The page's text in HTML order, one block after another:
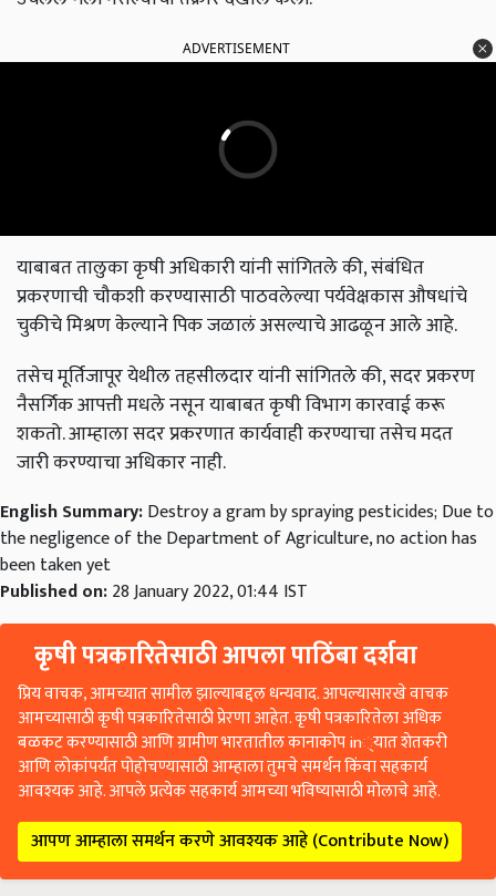
ADVERTISEMENT
याबाबत तालुका कृषी अधिकारी यांनी सांगितले की, संबंधित
प्रकरणाची चौकशी करण्यासाठी पाठवलेल्या पर्यवेक्षकास औषधांचे
चुकीचे मिश्रण केल्याने पिक जळालं असल्याचे आढळून आले आहे.
तसेच मूर्तिजापूर येथील तहसीलदार यांनी सांगितले की, सदर प्रकरण
नैसर्गिक आपत्ती मधले नसून याबाबत कृषी विभाग कारवाई करू
शकतो. आम्हाला सदर प्रकरणात कार्यवाही करण्याचा तसेच मदत
जारी करण्याचा अधिकार नाही.
English Summary:Destroy a gram by spraying pesticides; Due to
the negligence of the Department of Agriculture, no action has
been taken yet
Published on:28 January 2022, 01:44 IST
कृषी पत्रकारितेसाठी आपला पाठिंबा दर्शवा
प्रिय वाचक, आमच्यात सामील झाल्याबद्दल धन्यवाद. आपल्यासारखे वाचक
आमच्यासाठी कृषी पत्रकारितेसाठी प्रेरणा आहेत. कृषी पत्रकारितेला अधिक
बळकट करण्यासाठी आणि ग्रामीण भारतातील कानाकोप in्यात शेतकरी
आणि लोकांपर्यंत पोहोचण्यासाठी आम्हाला तुमचे समर्थन किंवा सहकार्य
आवश्यक आहे. आपले प्रत्येक सहकार्य आमच्या भविष्यासाठी मोलाचे आहे.
आपण आम्हाला समर्थन करणे आवश्यक आहे (Contribute Now)